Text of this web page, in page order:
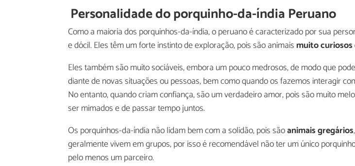
Personalidade do porquinho-da-índia Peruano
Como a maioria dos porquinhos-da-índia, o peruano é caracterizado por sua
e dócil. Eles têm um forte instinto de exploração, pois são animais muito curiosos
Eles também são muito sociáveis, embora um pouco medrosos, de modo que
diante de novas situações ou pessoas, bem como quando os fazemos interagir
No entanto, quando criam confiança, são um verdadeiro amor, pois são muito
ser mimados e de passar tempo juntos.
Os porquinhos-da-índia não lidam bem com a solidão, pois sãoanimais gregários
geralmente vivem em grupos, por isso é recomendável não ter um único
pelo menos um parceiro.